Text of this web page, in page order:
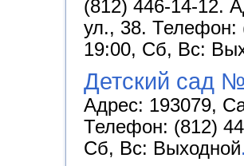
(812) 446-14-12.
ул., 38. Телефон:
19:00, Сб, Вс:
Детский сад
Адрес: 193079,
Телефон: (812)
Сб, Вс: Выходной